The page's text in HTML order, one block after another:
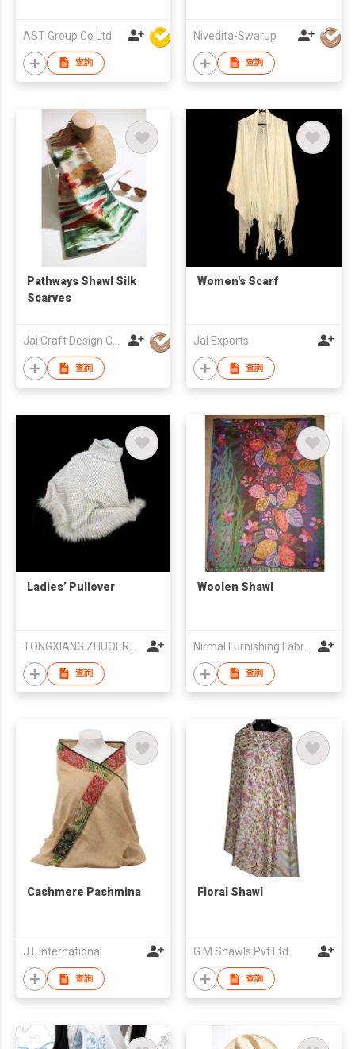
AST Group Co Ltd
查詢
Nivedita-Swarup
查詢
Pathways Shawl Silk
Scarves
查詢
Women's Scarf
Jal Exports
查詢
Ladies’ Pullover
查詢
Woolen Shawl
查詢
Cashmere Pashmina
J.I. International
查詢
Floral Shawl
G M Shawls Pvt Ltd
查詢